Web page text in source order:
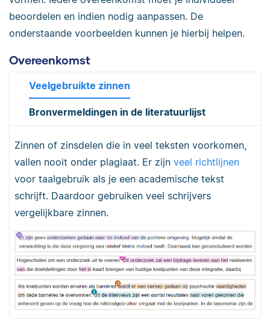
beoordelen en indien nodig aanpassen. De
onderstaande voorbeelden kunnen je hierbij helpen.
Overeenkomst
Veelgebruikte zinnen
Bronvermeldingen in de literatuurlijst
Zinnen of zinsdelen die in veel teksten voorkomen,
vallen nooit onder plagiaat. Er zijn veel richtlijnen
voor taalgebruik als je een academische tekst
schrijft. Daardoor gebruiken veel schrijvers
vergelijkbare zinnen.